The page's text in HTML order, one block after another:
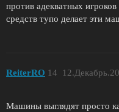
против адекватных
средств тупо делает эти
ReiterRO 14
Машины выглядят просто